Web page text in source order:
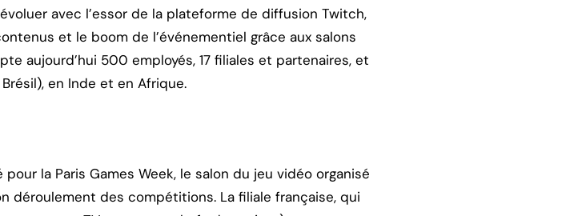
avec l’essor de la plateforme de diffusion Twitch,
et le boom de l’événementiel grâce aux salons
aujourd’hui 500 employés, 17 filiales et partenaires, et
en Inde et en Afrique.
la Paris Games Week, le salon du jeu vidéo organisé
déroulement des compétitions. La filiale française, qui